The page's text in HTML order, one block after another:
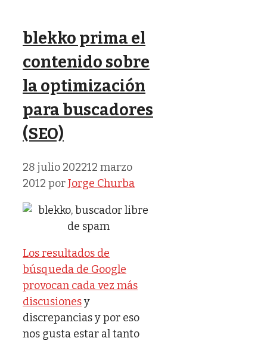
blekko prima el
contenido sobre
la optimización
para buscadores
(SEO)
28 julio 202212 marzo
2012 porJorge Churba
Los resultados de
búsqueda de Google
provocan cada vez más
discusionesy
discrepancias y por eso
nos gusta estar al tanto